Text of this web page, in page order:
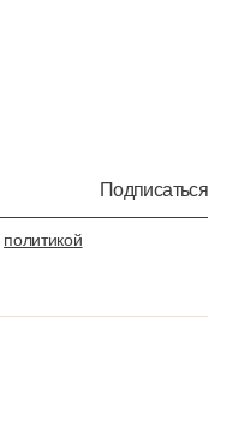
Подписаться
политикой